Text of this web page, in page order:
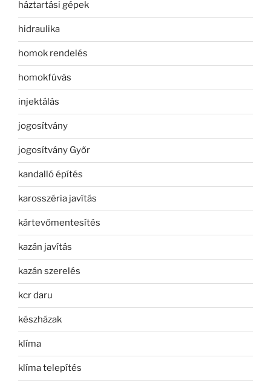
háztartási gépek
hidraulika
homok rendelés
homokfúvás
injektálás
jogosítvány
jogosítvány Győr
kandalló építés
karosszéria javítás
kártevőmentesítés
kazán javítás
kazán szerelés
kcr daru
készházak
klíma
klíma telepítés